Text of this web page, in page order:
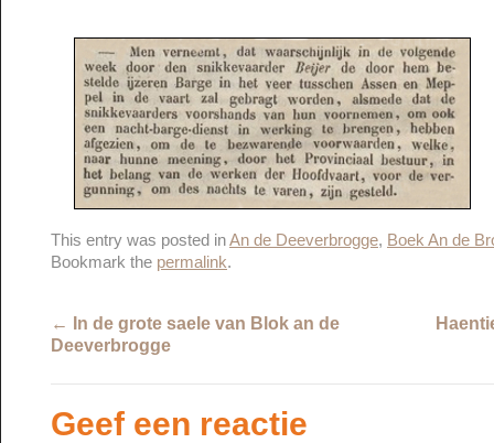
This entry was posted inAn de Deeverbrogge, Boek An de
Bookmark the permalink.
←
In de grote saele van Blok an de
Deeverbrogge
Geef een reactie